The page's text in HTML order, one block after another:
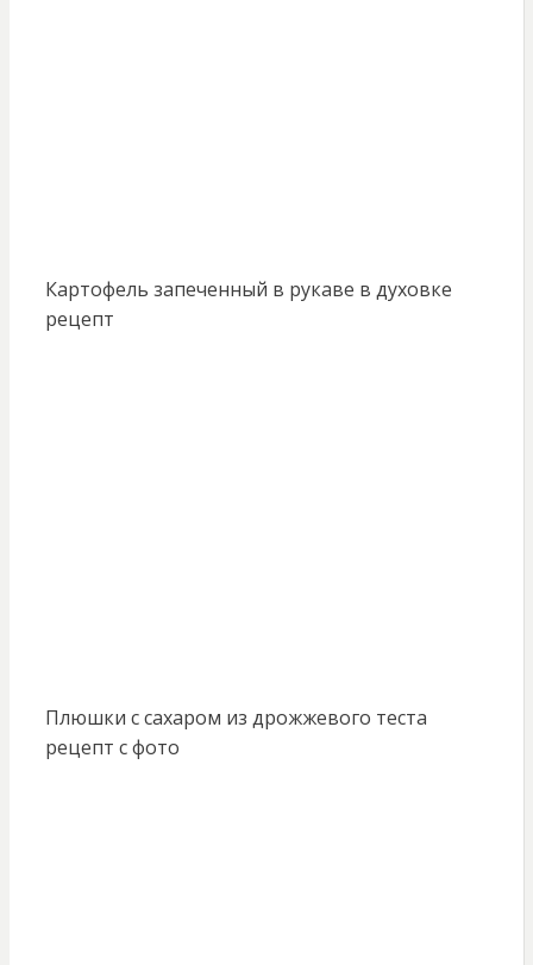
Картофель запеченный в рукаве в духовке
рецепт
Плюшки с сахаром из дрожжевого теста
рецепт с фото